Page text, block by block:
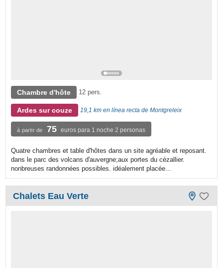
Chambre d'hôte 12 pers.
Ardes sur couze 19,1 km en línea recta de Montgreleix
à partir de 75 euros para 1 noche 2 personas
Quatre chambres et table d'hôtes dans un site agréable et reposant.
dans le parc des volcans d'auvergne;aux portes du cézallier.
nonbreuses randonnées possibles. idéalement placée...
Chalets Eau Verte